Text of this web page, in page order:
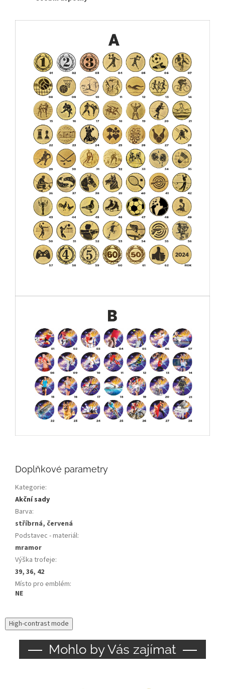
Doplňkové parametry
Kategorie:
Akční sady
Barva:
stříbrná, červená
Podstavec - materiál:
mramor
Výška trofeje:
39, 36, 42
Místo pro emblém:
NE
High-contrast mode
Mohlo by Vás zajímat